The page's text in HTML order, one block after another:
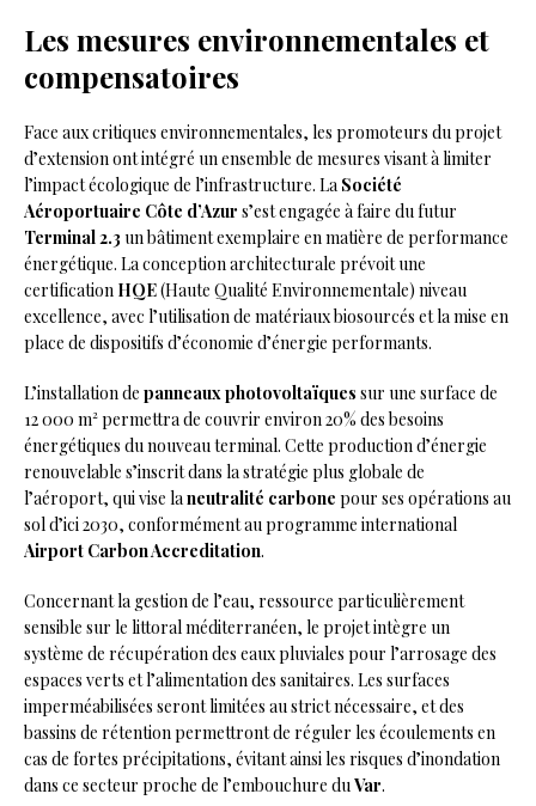
Les mesures environnementales et
compensatoires
Face aux critiques environnementales, les promoteurs du projet
d’extension ont intégré un ensemble de mesures visant à limiter
l’impact écologique de l’infrastructure. La Société
Aéroportuaire Côte d’Azur s’est engagée à faire du futur
Terminal 2.3 un bâtiment exemplaire en matière de performance
énergétique. La conception architecturale prévoit une
certification HQE(Haute Qualité Environnementale) niveau
excellence, avec l’utilisation de matériaux biosourcés et la mise en
place de dispositifs d’économie d’énergie performants.
L’installation de panneaux photovoltaïques sur une surface de
12 000 m² permettra de couvrir environ 20% des besoins
énergétiques du nouveau terminal. Cette production d’énergie
renouvelable s’inscrit dans la stratégie plus globale de
l’aéroport, qui vise la neutralité carbone pour ses opérations au
sol d’ici 2030, conformément au programme international
Airport Carbon Accreditation.
Concernant la gestion de l’eau, ressource particulièrement
sensible sur le littoral méditerranéen, le projet intègre un
système de récupération des eaux pluviales pour l’arrosage des
espaces verts et l’alimentation des sanitaires. Les surfaces
imperméabilisées seront limitées au strict nécessaire, et des
bassins de rétention permettront de réguler les écoulements en
cas de fortes précipitations, évitant ainsi les risques d’inondation
dans ce secteur proche de l’embouchure duVar.